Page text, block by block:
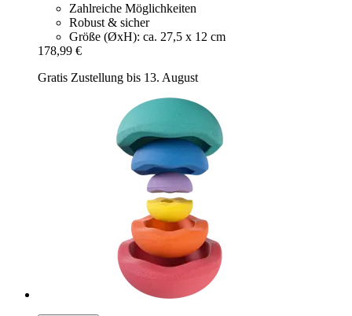
Zahlreiche Möglichkeiten
Robust & sicher
Größe (ØxH): ca. 27,5 x 12 cm
178,99 €
Gratis Zustellung bis 13. August